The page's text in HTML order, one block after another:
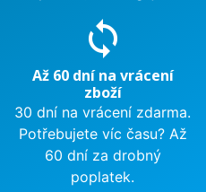
sync
Až 60 dní na vrácení
zboží
30 dní na vrácení zdarma.
Potřebujete víc času? Až
60 dní za drobný
poplatek.